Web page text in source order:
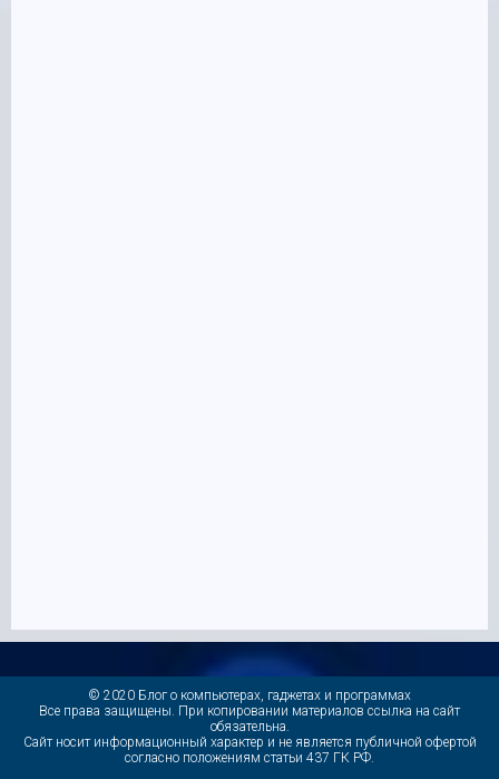
© 2020 Блог о компьютерах, гаджетах и программах
Все права защищены. При копировании материалов ссылка на сайт
обязательна.
Cайт носит информационный характер и не является публичной офертой
согласно положениям статьи 437 ГК РФ.